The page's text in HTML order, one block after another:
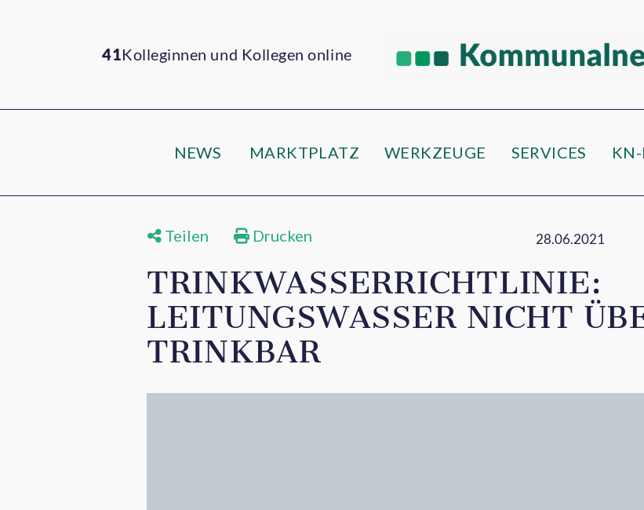
41Kolleginnen und Kollegen online
NEWS MARKTPLATZ WERKZEUGE SERVICES
Teilen Drucken 28.06.2021
TRINKWASSERRICHTLINIE:
LEITUNGSWASSER NICHT
TRINKBAR